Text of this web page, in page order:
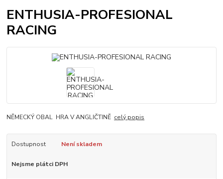
ENTHUSIA-PROFESIONAL
RACING
NĚMECKÝ OBAL HRA V ANGLIČTINĚ celý popis
Dostupnost Není skladem
Nejsme plátci DPH